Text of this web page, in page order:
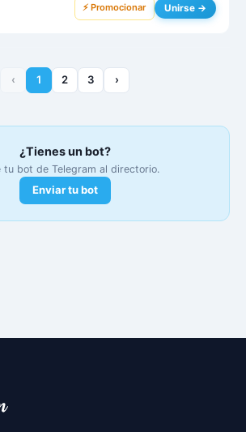
⚡ Promocionar Unirse →
‹ 1 2 3 ›
¿Tienes un bot?
tu bot de Telegram al directorio.
Enviar tu bot